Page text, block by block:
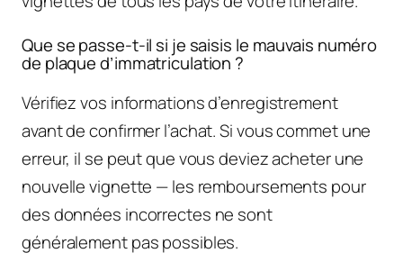
Que se passe-t-il si je saisis le mauvais numéro
de plaque d’immatriculation ?
Vérifiez vos informations d’enregistrement
avant de confirmer l’achat. Si vous commet une
erreur, il se peut que vous deviez acheter une
nouvelle vignette — les remboursements pour
des données incorrectes ne sont
généralement pas possibles.